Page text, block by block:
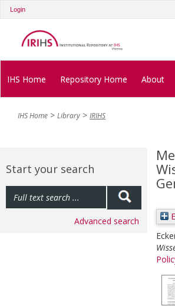
Login
IHS Home Repository Home About
IHS Home Library IRIHS
Start your search
Advanced search